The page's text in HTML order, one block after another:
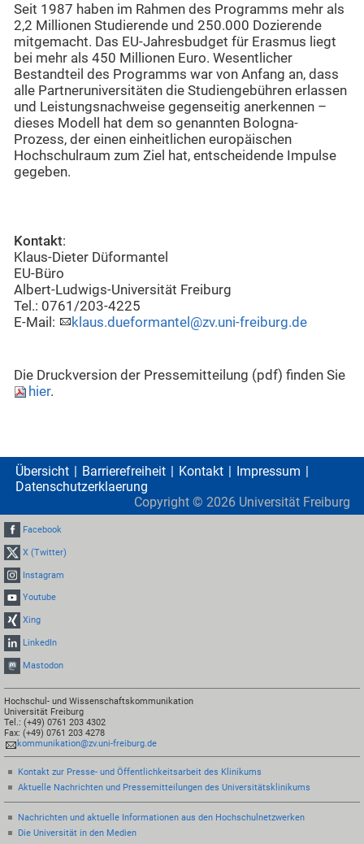
Seit 1987 haben im Rahmen des Programms mehr als
2,2 Millionen Studierende und 250.000 Dozierende
mitgemacht. Das EU-Jahresbudget für Erasmus liegt
bei mehr als 450 Millionen Euro. Wesentlicher
Bestandteil des Programms war von Anfang an, dass
alle Partneruniversitäten die Studiengebühren erlassen
und Leistungsnachweise gegenseitig anerkennen –
dieses Modell hat dem so genannten Bologna-
Prozess, der einen einheitlichen europäischen
Hochschulraum zum Ziel hat, entscheidende Impulse
gegeben.
Kontakt:
Klaus-Dieter Düformantel
EU-Büro
Albert-Ludwigs-Universität Freiburg
Tel.: 0761/203-4225
E-Mail:
klaus.dueformantel@zv.uni-freiburg.de
Die Druckversion der Pressemitteilung (pdf) finden Sie
hier.
Übersicht Barrierefreiheit Kontakt
Impressum
Datenschutzerklaerung
Copyright © 2026 Universität Freiburg
Facebook
X (Twitter)
Instagram
Youtube
Xing
LinkedIn
Mastodon
Hochschul- und Wissenschaftskommunikation
Universität Freiburg
Tel.: (+49) 0761 203 4302
Fax: (+49) 0761 203 4278
kommunikation@zv.uni-freiburg.de
Kontakt zur Presse- und Öffentlichkeitsarbeit des Klinikums
Aktuelle Nachrichten und Pressemitteilungen des Universitätsklinikums
Nachrichten und aktuelle Informationen aus den Hochschulnetzwerken
Die Universität in den Medien